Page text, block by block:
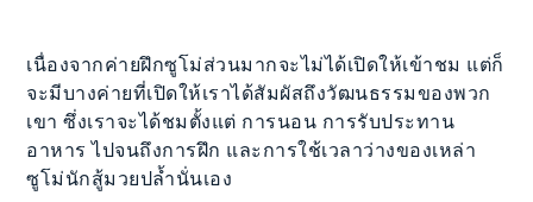
เนื่องจากค่ายฝึกซูโม่ส่วนมากจะไม่ได้เปิดให้เข้าชม แต่ก็
จะมีบางค่ายที่เปิดให้เราได้สัมผัสถึงวัฒนธรรมของพวก
เขา ซึ่งเราจะได้ชมตั้งแต่ การนอน การรับประทาน
อาหาร ไปจนถึงการฝึก และการใช้เวลาว่างของเหล่า
ซูโม่นักสู้มวยปล้ำนั่นเอง